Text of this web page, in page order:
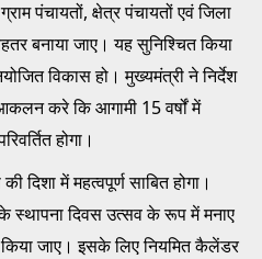
पंचायतों, क्षेत्र पंचायतों एवं जिला
बनाया जाए। यह सुनिश्चित किया
विकास हो। मुख्यमंत्री ने निर्देश
करे कि आगामी 15 वर्षों में
होगा।
में महत्वपूर्ण साबित होगा।
स्थापना दिवस उत्सव के रूप में मनाए
जाए। इसके लिए नियमित कैलेंडर